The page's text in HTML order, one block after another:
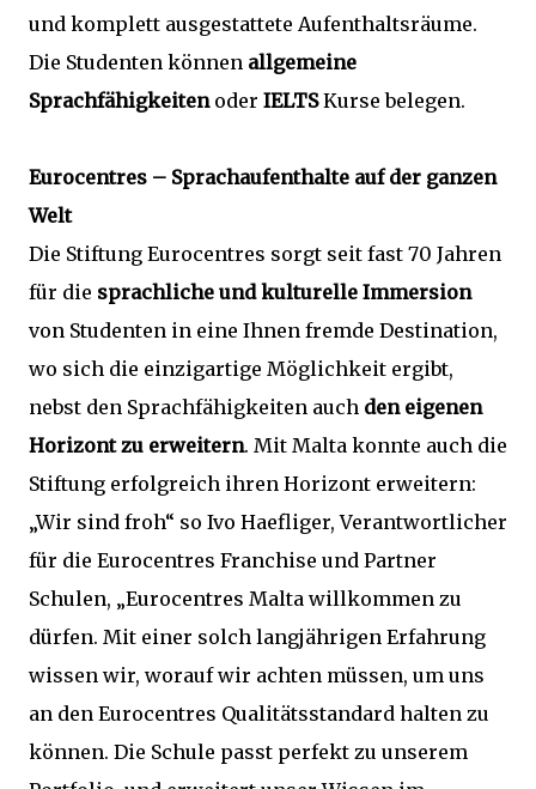
und komplett ausgestattete Aufenthaltsräume.
Die Studenten können allgemeine
Sprachfähigkeitenoder IELTSKurse belegen.
Eurocentres – Sprachaufenthalte auf der ganzen
Welt
Die Stiftung Eurocentres sorgt seit fast 70 Jahren
für die sprachliche und kulturelle Immersion
von Studenten in eine Ihnen fremde Destination,
wo sich die einzigartige Möglichkeit ergibt,
nebst den Sprachfähigkeiten auch den eigenen
Horizont zu erweitern. Mit Malta konnte auch die
Stiftung erfolgreich ihren Horizont erweitern:
„Wir sind froh“ so Ivo Haefliger, Verantwortlicher
für die Eurocentres Franchise und Partner
Schulen, „Eurocentres Malta willkommen zu
dürfen. Mit einer solch langjährigen Erfahrung
wissen wir, worauf wir achten müssen, um uns
an den Eurocentres Qualitätsstandard halten zu
können. Die Schule passt perfekt zu unserem